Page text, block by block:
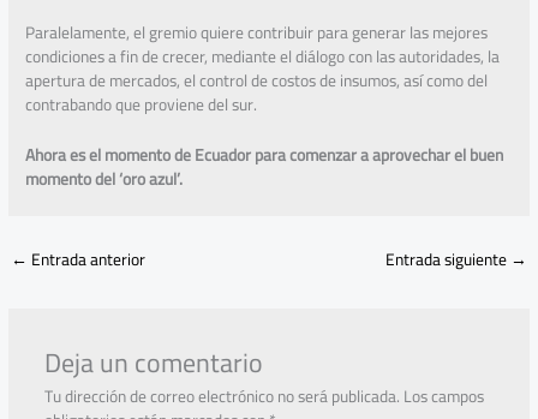
Paralelamente, el gremio quiere contribuir para generar las mejores
condiciones a fin de crecer, mediante el diálogo con las autoridades, la
apertura de mercados, el control de costos de insumos, así como del
contrabando que proviene del sur.
Ahora es el momento de Ecuador para comenzar a aprovechar el buen
momento del ‘oro azul’.
← Entrada anterior Entrada siguiente→
Deja un comentario
Tu dirección de correo electrónico no será publicada.Los campos